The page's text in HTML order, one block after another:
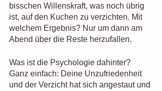
bisschen Willenskraft, was noch übrig
ist, auf den Kuchen zu verzichten. Mit
welchem Ergebnis? Nur um dann am
Abend über die Reste herzufallen.
Was ist die Psychologie dahinter?
Ganz einfach: Deine Unzufriedenheit
und der Verzicht hat sich angestaut und